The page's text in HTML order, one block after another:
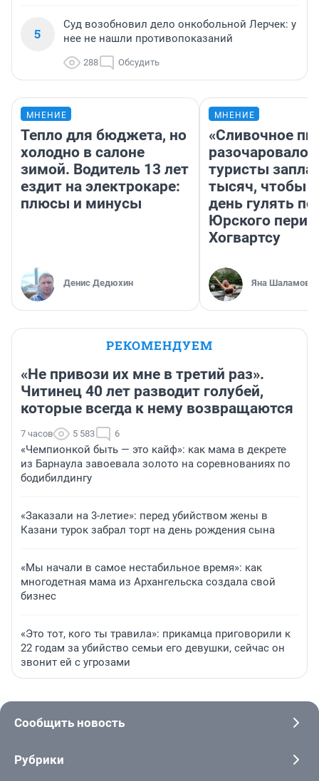
5
Суд возобновил дело онкобольной Лерчек: у
нее не нашли противопоказаний
288 Обсудить
МНЕНИЕ
Тепло для бюджета, но
холодно в салоне
зимой. Водитель 13 лет
ездит на электрокаре:
плюсы и минусы
Денис Дедюхин
МНЕНИЕ
«Сливочное
разочаровало»:
туристы
тысяч, чтобы
день гулять по
Юрского
Хогвартсу
Яна Шаламова
РЕКОМЕНДУЕМ
«Не привози их мне в третий раз».
Читинец 40 лет разводит голубей,
которые всегда к нему возвращаются
7 часов 5 583 6
«Чемпионкой быть — это кайф»: как мама в декрете
из Барнаула завоевала золото на соревнованиях по
бодибилдингу
«Заказали на 3-летие»: перед убийством жены в
Казани турок забрал торт на день рождения сына
«Мы начали в самое нестабильное время»: как
многодетная мама из Архангельска создала свой
бизнес
«Это тот, кого ты травила»: прикамца приговорили к
22 годам за убийство семьи его девушки, сейчас он
звонит ей с угрозами
Сообщить новость
Рубрики